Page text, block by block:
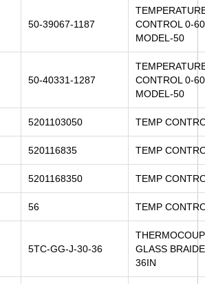
50-39067-1187
CONTROL 0-
MODEL-50
50-40331-1287
CONTROL 0-
MODEL-50
5201103050 TEMP
520116835 TEMP
5201168350 TEMP
56 TEMP
5TC-GG-J-30-36
GLASS
36IN